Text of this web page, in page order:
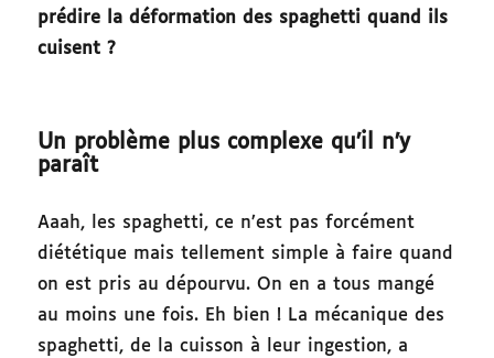
prédire la déformation des spaghetti quand ils
cuisent ?
Un problème plus complexe qu’il n’y
paraît
Aaah, les spaghetti, ce n’est pas forcément
diététique mais tellement simple à faire quand
on est pris au dépourvu. On en a tous mangé
au moins une fois. Eh bien ! La mécanique des
spaghetti, de la cuisson à leur ingestion, a